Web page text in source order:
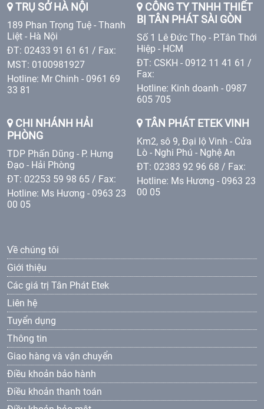
TRỤ SỞ HÀ NỘI
189 Phan Trọng Tuệ - Thanh
Liệt - Hà Nội
ĐT: 02433 91 61 61 / Fax:
MST: 0100981927
Hotline: Mr Chinh - 0961 69
33 81
CÔNG TY TNHH THIẾT
BỊ TÂN PHÁT SÀI GÒN
Số 1 Lê Đức Thọ - P.Tân Thới
Hiệp - HCM
ĐT: CSKH - 0912 11 41 61 /
Fax:
Hotline: Kinh doanh - 0987
605 705
CHI NHÁNH HẢI
PHÒNG
TDP Phấn Dũng - P. Hưng
Đạo - Hải Phòng
ĐT: 02253 59 98 65 / Fax:
Hotline: Ms Hương - 0963 23
00 05
TÂN PHÁT ETEK VINH
Km2, sô 9, Đại lộ Vinh - Cửa
Lò - Nghi Phú - Nghệ An
ĐT: 02383 92 96 68 / Fax:
Hotline: Ms Hương - 0963 23
00 05
Về chúng tôi
Giới thiệu
Các giá trị Tân Phát Etek
Liên hệ
Tuyển dụng
Thông tin
Giao hàng và vận chuyển
Điều khoản bảo hành
Điều khoản thanh toán